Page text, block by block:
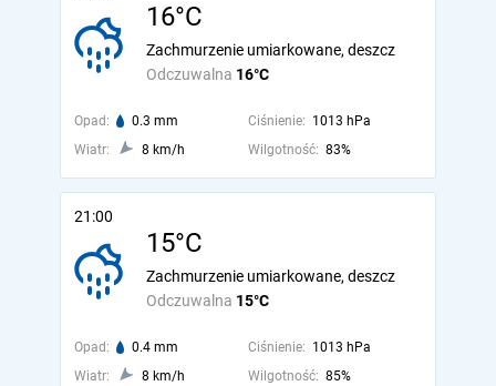
16°C
Odczuwalna 16°C
Zachmurzenie umiarkowane, deszcz
Opad: 0.3 mm Ciśnienie: 1013 hPa
Wiatr:
8 km/h Wilgotność: 83%
21:00
15°C
Odczuwalna 15°C
Zachmurzenie umiarkowane, deszcz
Opad: 0.4 mm Ciśnienie: 1013 hPa
Wiatr:
8 km/h Wilgotność: 85%